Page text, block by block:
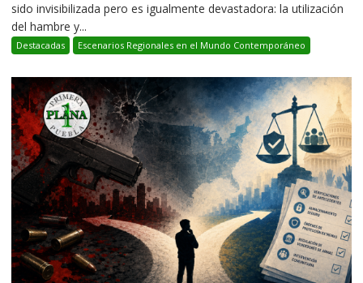
sido invisibilizada pero es igualmente devastadora: la utilización
del hambre y...
Destacadas Escenarios Regionales en el Mundo Contemporáneo